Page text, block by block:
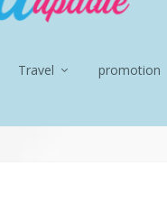
Travel promotion